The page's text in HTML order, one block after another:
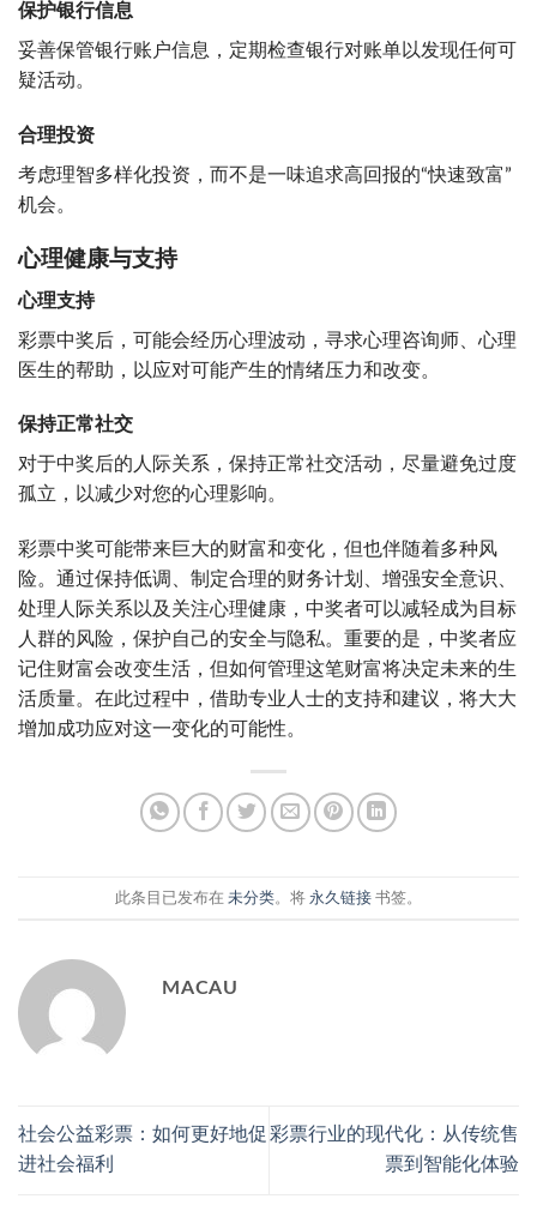
保护银行信息
妥善保管银行账户信息，定期检查银行对账单以发现任何可
疑活动。
合理投资
考虑理智多样化投资，而不是一味追求高回报的“快速致富”
机会。
心理健康与支持
心理支持
彩票中奖后，可能会经历心理波动，寻求心理咨询师、心理
医生的帮助，以应对可能产生的情绪压力和改变。
保持正常社交
对于中奖后的人际关系，保持正常社交活动，尽量避免过度
孤立，以减少对您的心理影响。
彩票中奖可能带来巨大的财富和变化，但也伴随着多种风
险。通过保持低调、制定合理的财务计划、增强安全意识、
处理人际关系以及关注心理健康，中奖者可以减轻成为目标
人群的风险，保护自己的安全与隐私。重要的是，中奖者应
记住财富会改变生活，但如何管理这笔财富将决定未来的生
活质量。在此过程中，借助专业人士的支持和建议，将大大
增加成功应对这一变化的可能性。
此条目已发布在 未分类。将 永久链接 书签。
MACAU
社会公益彩票：如何更好地促
进社会福利
彩票行业的现代化：从传统售
票到智能化体验